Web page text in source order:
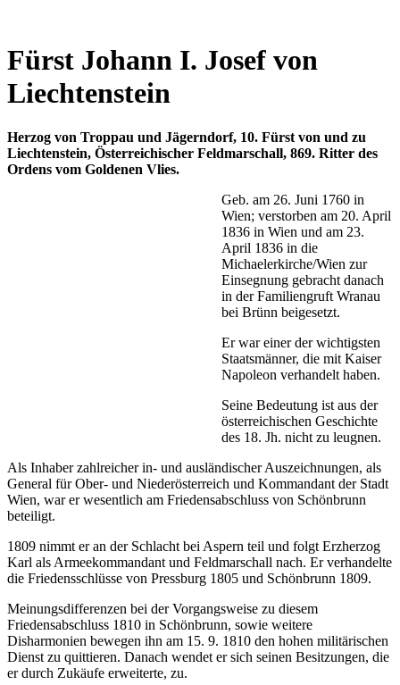
Fürst Johann I. Josef von
Liechtenstein
Herzog von Troppau und Jägerndorf, 10. Fürst von und zu
Liechtenstein, Österreichischer Feldmarschall, 869. Ritter des
Ordens vom Goldenen Vlies.
Geb. am 26. Juni 1760 in
Wien; verstorben am 20. April
1836 in Wien und am 23.
April 1836 in die
Michaelerkirche/Wien zur
Einsegnung gebracht danach
in der Familiengruft Wranau
bei Brünn beigesetzt.
Er war einer der wichtigsten
Staatsmänner, die mit Kaiser
Napoleon verhandelt haben.
Seine Bedeutung ist aus der
österreichischen Geschichte
des 18. Jh. nicht zu leugnen.
Als Inhaber zahlreicher in- und ausländischer Auszeichnungen, als
General für Ober- und Niederösterreich und Kommandant der Stadt
Wien, war er wesentlich am Friedensabschluss von Schönbrunn
beteiligt.
1809 nimmt er an der Schlacht bei Aspern teil und folgt Erzherzog
Karl als Armeekommandant und Feldmarschall nach. Er verhandelte
die Friedensschlüsse von Pressburg 1805 und Schönbrunn 1809.
Meinungsdifferenzen bei der Vorgangsweise zu diesem
Friedensabschluss 1810 in Schönbrunn, sowie weitere
Disharmonien bewegen ihn am 15. 9. 1810 den hohen militärischen
Dienst zu quittieren. Danach wendet er sich seinen Besitzungen, die
er durch Zukäufe erweiterte, zu.